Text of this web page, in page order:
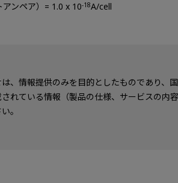
ンペア）= 1.0 x 10-18A/cell
、情報提供のみを目的としたものであり、
れている情報（製品の仕様、サービスの内
。